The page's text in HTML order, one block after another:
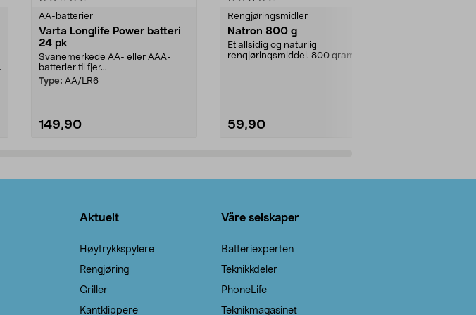
AA-batterier
Varta Longlife Power batteri
24 pk
Svanemerkede AA- eller AAA-
batterier til fjer...
Type: AA/LR6
149,90
Rengjøringsmidler
Natron 800 g
Et allsidig og naturlig
rengjøringsmiddel. 800 gram
59,90
Aktuelt
Høytrykkspylere
Rengjøring
Griller
Kantklippere
Våre selskaper
Batteriexperten
Teknikkdeler
PhoneLife
Teknikmagasinet